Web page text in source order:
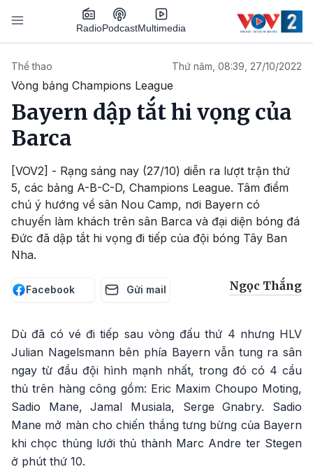
Nhảy đến nội dung
RadioPodcastMultimedia
Thể thao Thứ năm, 08:39, 27/10/2022
Vòng bảng Champions League
Bayern dập tắt hi vọng của
Barca
[VOV2] - Rạng sáng nay (27/10) diễn ra lượt trận thứ
5, các bảng A-B-C-D, Champions League. Tâm điểm
chú ý hướng về sân Nou Camp, nơi Bayern có
chuyến làm khách trên sân Barca và đại diện bóng đá
Đức đã dập tắt hi vọng đi tiếp của đội bóng Tây Ban
Nha.
Facebook Gửi mail Ngọc Thắng
Dù đã có vé đi tiếp sau vòng đấu thứ 4 nhưng HLV
Julian Nagelsmann bên phía Bayern vẫn tung ra sân
ngay từ đầu đội hình mạnh nhất, trong đó có 4 cầu
thủ trên hàng công gồm: Eric Maxim Choupo Moting,
Sadio Mane, Jamal Musiala, Serge Gnabry. Sadio
Mane mở màn cho chiến thắng tưng bừng của Bayern
khi chọc thủng lưới thủ thành Marc Andre ter Stegen
ở phút thứ 10.